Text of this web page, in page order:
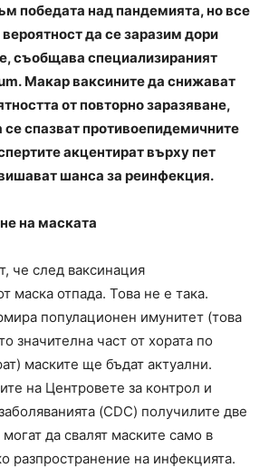
победата над пандемията, но все
да се заразим дори
съобщава специализираният
Макар ваксините да снижават
от повторно заразяване,
се спазват противоепидемичните
акцентират върху пет
шанса за реинфекция.
на маската
че след ваксинация
маска отпада. Това не е така.
популационен имунитет (това
значителна част от хората по
маските ще бъдат актуални.
на Центровете за контрол и
(CDC) получилите две
могат да свалят маските само в
разпространение на инфекцията.